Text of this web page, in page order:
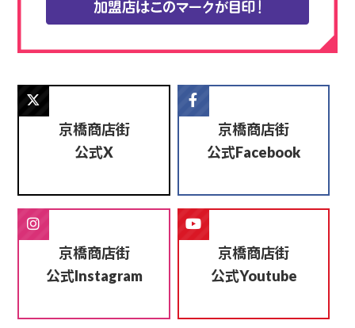
京橋商店街
公式X
京橋商店街
公式Facebook
京橋商店街
公式Instagram
京橋商店街
公式Youtube